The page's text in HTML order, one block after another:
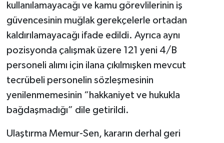
kullanılamayacağı ve kamu görevlilerinin iş
güvencesinin muğlak gerekçelerle ortadan
kaldırılamayacağı ifade edildi. Ayrıca aynı
pozisyonda çalışmak üzere 121 yeni 4/B
personeli alımı için ilana çıkılmışken mevcut
tecrübeli personelin sözleşmesinin
yenilenmemesinin “hakkaniyet ve hukukla
bağdaşmadığı” dile getirildi.
Ulaştırma Memur-Sen, kararın derhal geri